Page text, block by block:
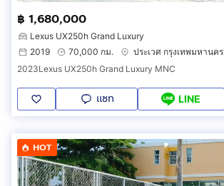
฿ 1,680,000
Lexus UX250h Grand Luxury
2019
70,000 กม.
ประเวศ กรุงเทพมหานคร
2023Lexus UX250h Grand Luxury MNC
แชท LINE
HOT